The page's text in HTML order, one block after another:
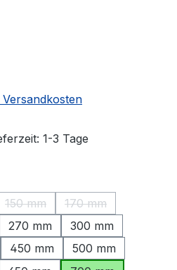
1-3 Tage
nicht verfügbar.)
ist zurzeit nicht verfügbar.)
150 mm
(Diese Option ist zurzeit nicht
170 mm
(Diese Option ist
nicht verfügbar.)
ist zurzeit nicht verfügbar.)
270 mm
300 mm
450 mm
500 mm